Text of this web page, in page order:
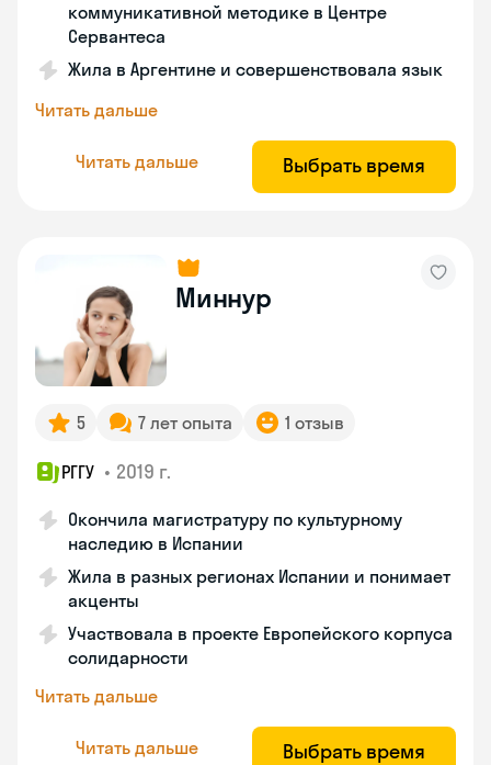
коммуникативной методике в Центре
Сервантеса
Жила в Аргентине и совершенствовала язык
Читать дальше
Читать дальше Выбрать время
Миннур
5 7 лет опыта 1 отзыв
РГГУ • 2019 г.
Окончила магистратуру по культурному
наследию в Испании
Жила в разных регионах Испании и понимает
акценты
Участвовала в проекте Европейского корпуса
солидарности
Читать дальше
Читать дальше Выбрать время